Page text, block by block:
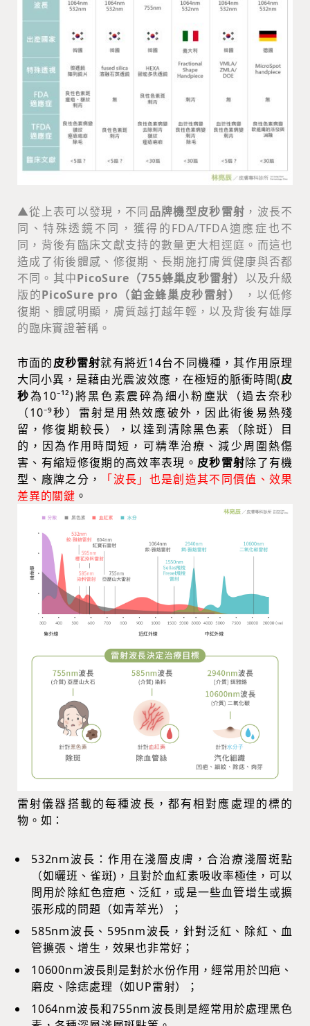
▲從上表可以發現，不同品牌機型皮秒雷射 ，波長不
同、特殊透鏡不同，獲得的FDA/TFDA適應症也不
同，背後有臨床文獻支持的數量更大相逕庭。而這也
造成了術後體感、修復期、長期施打膚質健康與否都
不同。其中PicoSure（755蜂巢皮秒雷射） 以及升級
版的PicoSure pro（鉑金蜂巢皮秒雷射）
，以低修
復期、體感明顯，膚質越打越年輕，以及背後有雄厚
的臨床實證著稱。
市面的皮秒雷射就有將近14台不同機種，其作用原理
大同小異，是藉由光震波效應，在極短的脈衝時間(皮
秒為10⁻¹²)將黑色素震碎為細小粉塵狀（過去奈秒
（10⁻⁹秒）雷射是用熱效應破外，因此術後易熱殘
留，修復期較長），以達到清除黑色素（除斑）目
的，因為作用時間短，可精準治療、減少周圍熱傷
害、有縮短修復期的高效率表現。 皮秒雷射除了有機
型、廠牌之分，
「波長」也是創造其不同價值、效果
差異的關鍵 。
雷射儀器搭載的每種波長，都有相對應處理的標的
物。如：
532nm波長：作用在淺層皮膚，合治療淺層斑點
（如曬班、雀斑)，且對於血紅素吸收率極佳，可以
問用於除紅色痘疤、泛紅，或是一些血管增生或擴
張形成的問題（如青萃光）；
585nm波長、595nm波長，針對泛紅、除紅、血
管擴張、增生，效果也非常好；
10600nm波長則是對於水份作用，經常用於凹疤、
磨皮、除痣處理（如UP雷射）；
1064nm波長和755nm波長則是經常用於處理黑色